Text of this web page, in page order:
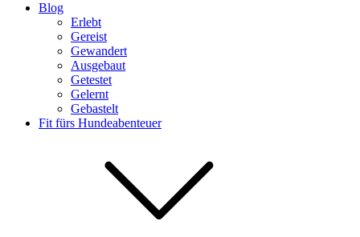
Blog
Erlebt
Gereist
Gewandert
Ausgebaut
Getestet
Gelernt
Gebastelt
Fit fürs Hundeabenteuer